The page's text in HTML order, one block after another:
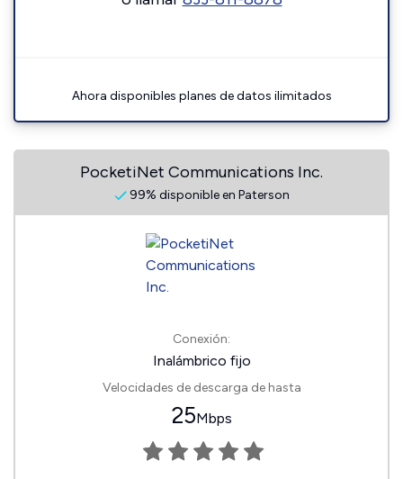
Ahora disponibles planes de datos ilimitados
PocketiNet Communications Inc.
99% disponible en Paterson
Conexión:
Inalámbrico fijo
Velocidades de descarga de hasta
25Mbps